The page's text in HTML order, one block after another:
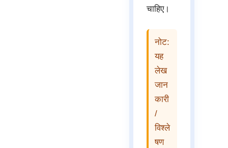
चाहिए।
नोट:
यह
लेख
जान
कारी
/
विश्ले
षण